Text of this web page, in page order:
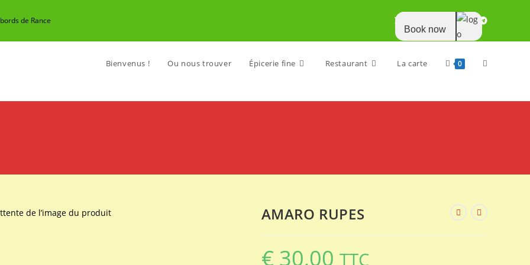
de Rance
Bienvenus ! Ou nous trouver Épicerie fine Restaurant La carte 0 Toggle
AMARO RUPES
€ 30,00 TTC
Book now